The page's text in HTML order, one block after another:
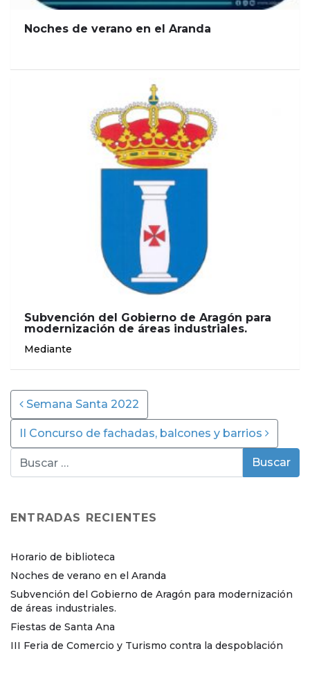
Noches de verano en el Aranda
Subvención del Gobierno de Aragón para
modernización de áreas industriales.
Mediante
Post navigation
Semana Santa 2022
II Concurso de fachadas, balcones y barrios
ENTRADAS RECIENTES
Horario de biblioteca
Noches de verano en el Aranda
Subvención del Gobierno de Aragón para modernización
de áreas industriales.
Fiestas de Santa Ana
III Feria de Comercio y Turismo contra la despoblación